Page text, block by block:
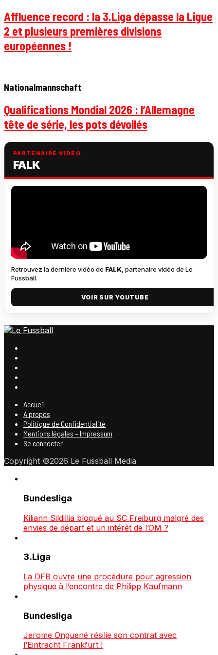
Affluence record : la 3.Liga dépasse la Ligue
2 et plusieurs premières divisions
européennes !
Nationalmannschaft
Qualifications Mondial 2026 : l’Allemagne
tête de série, les pots dévoilés
PARTENAIRE VIDÉO
FALK
Retrouvez la dernière vidéo de FALK , partenaire vidéo de Le
Fussball.
VOIR SUR YOUTUBE
Accueil
A propos
Politique de Confidentialité
Mentions légales – Impressum
Se connecter
Copyright ©2026 Le Fussball Media
Bundesliga
Kiliann Sildillia bloqué au SC Freiburg malgré des
envies de départ et un intérêt de l’OM ?
3.Liga
La DFB ouvre une procédure pour agression
physique à l’encontre de Philipp Kaufmann
Bundesliga
Jerome Onguené résilie son contrat avec
l’Eintracht Frankfurt !